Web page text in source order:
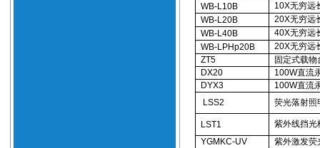
WB-L10B
10X无穷远
WB-L20B
20X无穷远
WB-L40B
40X无穷远
WB-LPHp20B
20X无穷远
ZT5
固定式载
DX20
100W直流
DYX3
100W直流
LSS2
荧光落射照
LST1
紫外线挡光
YGMKC-UV
紫外激发荧